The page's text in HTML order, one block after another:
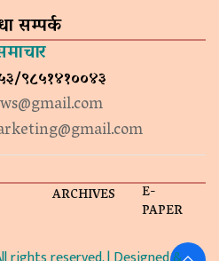
सम्पर्क
९८५१४१००४३
ARCHIVES E-
PAPER